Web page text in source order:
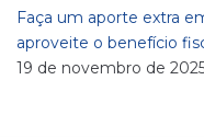
Faça um aporte extra
aproveite o benefício
19 de novembro de